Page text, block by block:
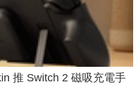
推 Switch 2 磁吸充電手